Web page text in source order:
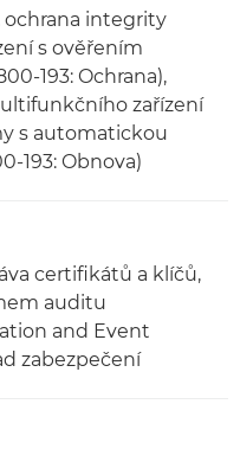
integrity
s ověřením
193: Ochrana),
zařízení
s automatickou
193: Obnova)
certifikátů a klíčů,
auditu
and Event
zabezpečení